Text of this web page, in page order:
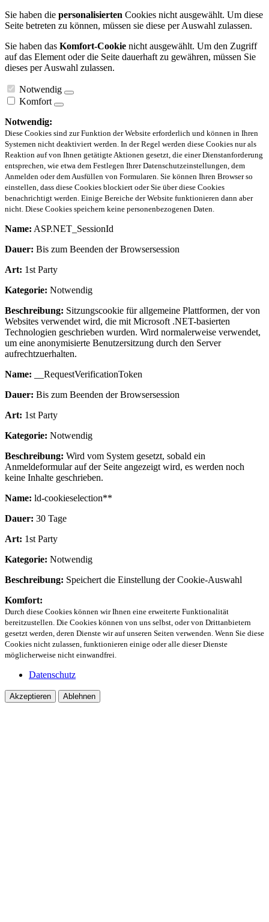
Sie haben die personalisierten Cookies nicht ausgewählt. Um diese
Seite betreten zu können, müssen sie diese per Auswahl zulassen.
Sie haben das Komfort-Cookie nicht ausgewählt. Um den Zugriff
auf das Element oder die Seite dauerhaft zu gewähren, müssen Sie
dieses per Auswahl zulassen.
Notwendig
Komfort
Notwendig:
Diese Cookies sind zur Funktion der Website erforderlich und können in Ihren
Systemen nicht deaktiviert werden. In der Regel werden diese Cookies nur als
Reaktion auf von Ihnen getätigte Aktionen gesetzt, die einer Dienstanforderung
entsprechen, wie etwa dem Festlegen Ihrer Datenschutzeinstellungen, dem
Anmelden oder dem Ausfüllen von Formularen. Sie können Ihren Browser so
einstellen, dass diese Cookies blockiert oder Sie über diese Cookies
benachrichtigt werden. Einige Bereiche der Website funktionieren dann aber
nicht. Diese Cookies speichern keine personenbezogenen Daten.
Name: ASP.NET_SessionId
Dauer: Bis zum Beenden der Browsersession
Art: 1st Party
Kategorie: Notwendig
Beschreibung: Sitzungscookie für allgemeine Plattformen, der von
Websites verwendet wird, die mit Microsoft .NET-basierten
Technologien geschrieben wurden. Wird normalerweise verwendet,
um eine anonymisierte Benutzersitzung durch den Server
aufrechtzuerhalten.
Name: __RequestVerificationToken
Dauer: Bis zum Beenden der Browsersession
Art: 1st Party
Kategorie: Notwendig
Beschreibung: Wird vom System gesetzt, sobald ein
Anmeldeformular auf der Seite angezeigt wird, es werden noch
keine Inhalte geschrieben.
Name: ld-cookieselection**
Dauer: 30 Tage
Art: 1st Party
Kategorie: Notwendig
Beschreibung: Speichert die Einstellung der Cookie-Auswahl
Komfort:
Durch diese Cookies können wir Ihnen eine erweiterte Funktionalität
bereitzustellen. Die Cookies können von uns selbst, oder von Drittanbietern
gesetzt werden, deren Dienste wir auf unseren Seiten verwenden. Wenn Sie diese
Cookies nicht zulassen, funktionieren einige oder alle dieser Dienste
möglicherweise nicht einwandfrei.
Datenschutz
Akzeptieren Ablehnen